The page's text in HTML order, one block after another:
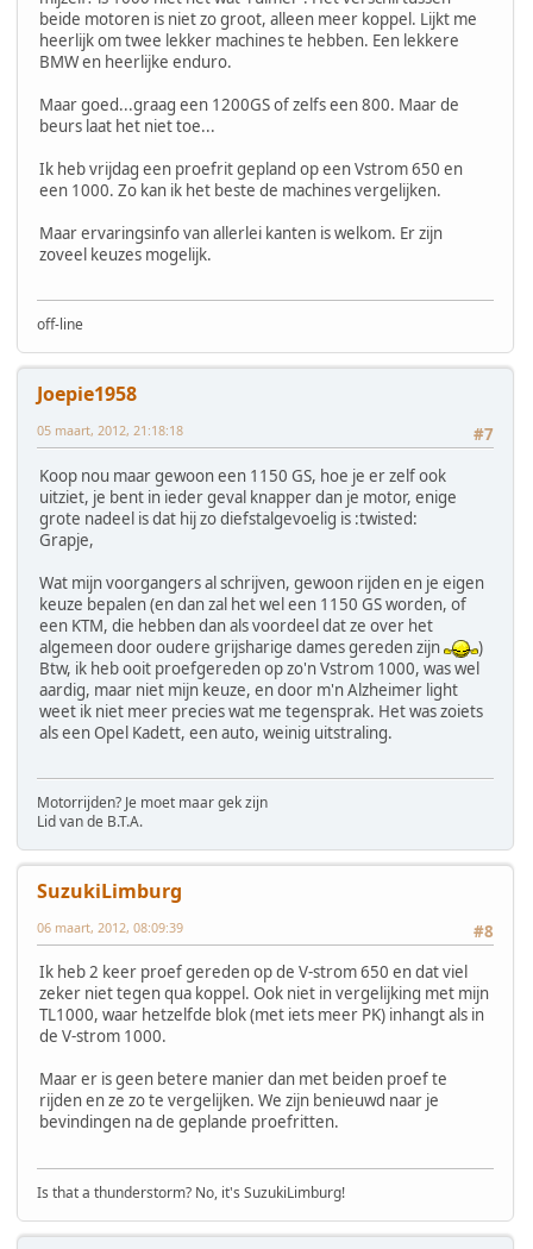
beide motoren is niet zo groot, alleen meer koppel. Lijkt me
heerlijk om twee lekker machines te hebben. Een lekkere
BMW en heerlijke enduro.
Maar goed...graag een 1200GS of zelfs een 800. Maar de
beurs laat het niet toe...
Ik heb vrijdag een proefrit gepland op een Vstrom 650 en
een 1000. Zo kan ik het beste de machines vergelijken.
Maar ervaringsinfo van allerlei kanten is welkom. Er zijn
zoveel keuzes mogelijk.
off-line
Joepie1958
#7
05 maart, 2012, 21:18:18
Koop nou maar gewoon een 1150 GS, hoe je er zelf ook
uitziet, je bent in ieder geval knapper dan je motor, enige
grote nadeel is dat hij zo diefstalgevoelig is :twisted:
Grapje,
Wat mijn voorgangers al schrijven, gewoon rijden en je eigen
keuze bepalen (en dan zal het wel een 1150 GS worden, of
een KTM, die hebben dan als voordeel dat ze over het
algemeen door oudere grijsharige dames gereden zijn
)
Btw, ik heb ooit proefgereden op zo'n Vstrom 1000, was wel
aardig, maar niet mijn keuze, en door m'n Alzheimer light
weet ik niet meer precies wat me tegensprak. Het was zoiets
als een Opel Kadett, een auto, weinig uitstraling.
Motorrijden? Je moet maar gek zijn
Lid van de B.T.A.
SuzukiLimburg
#8
06 maart, 2012, 08:09:39
Ik heb 2 keer proef gereden op de V-strom 650 en dat viel
zeker niet tegen qua koppel. Ook niet in vergelijking met mijn
TL1000, waar hetzelfde blok (met iets meer PK) inhangt als in
de V-strom 1000.
Maar er is geen betere manier dan met beiden proef te
rijden en ze zo te vergelijken. We zijn benieuwd naar je
bevindingen na de geplande proefritten.
Is that a thunderstorm? No, it's SuzukiLimburg!